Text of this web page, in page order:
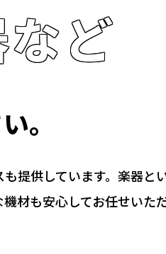
ど
。
提供しています。楽器と
材も安心してお任せいた